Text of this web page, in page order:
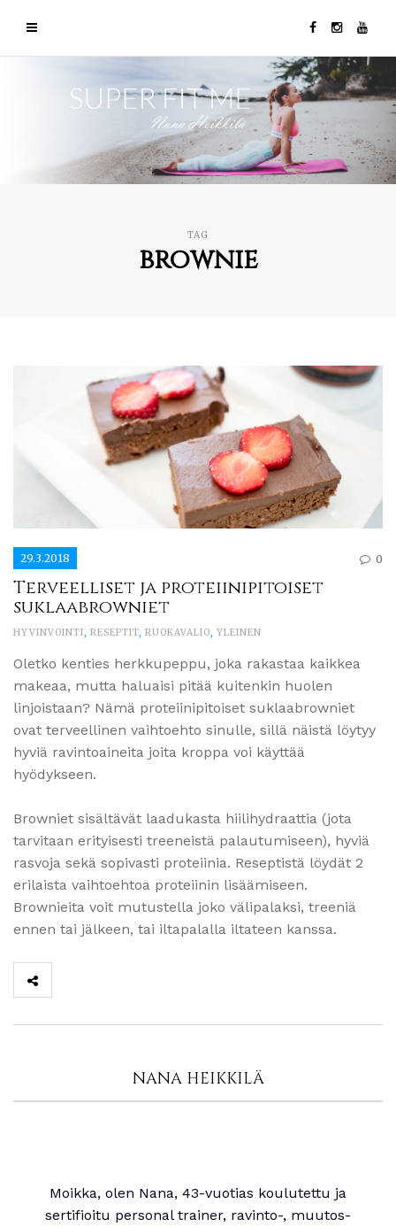
TAG
brownie
29.3.2018 0
Terveelliset ja proteiinipitoiset
suklaabrowniet
HYVINVOINTI RESEPTIT RUOKAVALIO YLEINEN
Oletko kenties herkkupeppu, joka rakastaa kaikkea
makeaa, mutta haluaisi pitää kuitenkin huolen
linjoistaan? Nämä proteiinipitoiset suklaabrowniet
ovat terveellinen vaihtoehto sinulle, sillä näistä löytyy
hyviä ravintoaineita joita kroppa voi käyttää
hyödykseen.
Browniet sisältävät laadukasta hiilihydraattia (jota
tarvitaan erityisesti treeneistä palautumiseen), hyviä
rasvoja sekä sopivasti proteiinia. Reseptistä löydät 2
erilaista vaihtoehtoa proteiinin lisäämiseen.
Brownieita voit mutustella joko välipalaksi, treeniä
ennen tai jälkeen, tai iltapalalla iltateen kanssa.
NANA HEIKKILÄ
Moikka, olen Nana, 43-vuotias koulutettu ja
sertifioitu personal trainer, ravinto-, muutos-